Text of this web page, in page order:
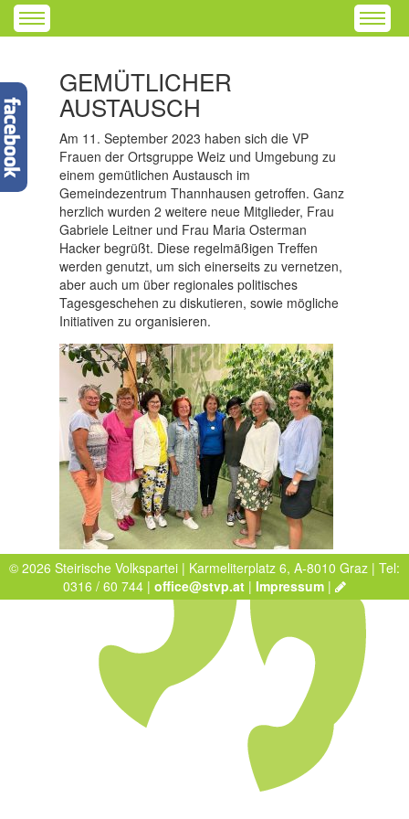
GEMÜTLICHER
AUSTAUSCH
Am 11. September 2023 haben sich die VP
Frauen der Ortsgruppe Weiz und Umgebung zu
einem gemütlichen Austausch im
Gemeindezentrum Thannhausen getroffen. Ganz
herzlich wurden 2 weitere neue Mitglieder, Frau
Gabriele Leitner und Frau Maria Osterman
Hacker begrüßt. Diese regelmäßigen Treffen
werden genutzt, um sich einerseits zu vernetzen,
aber auch um über regionales politisches
Tagesgeschehen zu diskutieren, sowie mögliche
Initiativen zu organisieren.
© 2026 Steirische Volkspartei | Karmeliterplatz 6, A-8010 Graz | Tel:
0316 / 60 744 | office@stvp.at | Impressum |